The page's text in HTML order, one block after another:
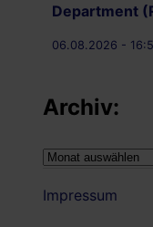
Department
06.08.2026 -
14 peaceful
Action
06.08.2026 -
Archiv:
Archiv:
Impressum